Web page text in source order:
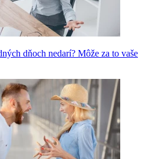
dňoch nedarí? Môže za to vaše